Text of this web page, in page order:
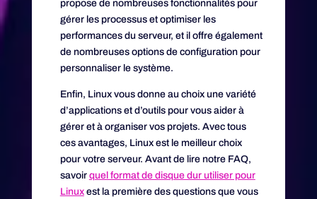
propose de nombreuses fonctionnalités pour
gérer les processus et optimiser les
performances du serveur, et il offre également
de nombreuses options de configuration pour
personnaliser le système.
Enfin, Linux vous donne au choix une variété
d’applications et d’outils pour vous aider à
gérer et à organiser vos projets. Avec tous
ces avantages, Linux est le meilleur choix
pour votre serveur. Avant de lire notre FAQ,
savoir quel format de disque dur utiliser pour
Linuxest la première des questions que vous